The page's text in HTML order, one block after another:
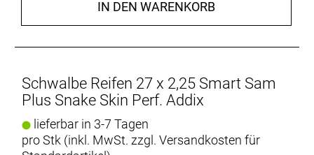
IN DEN WARENKORB
Schwalbe Reifen 27 x 2,25 Smart Sam
Plus Snake Skin Perf. Addix
lieferbar in 3-7 Tagen
pro Stk (inkl. MwSt. zzgl. Versandkosten für